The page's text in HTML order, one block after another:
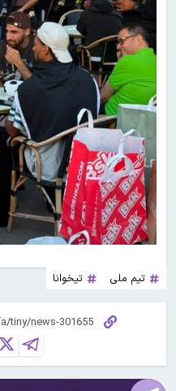
تیم ملی تیخوانا